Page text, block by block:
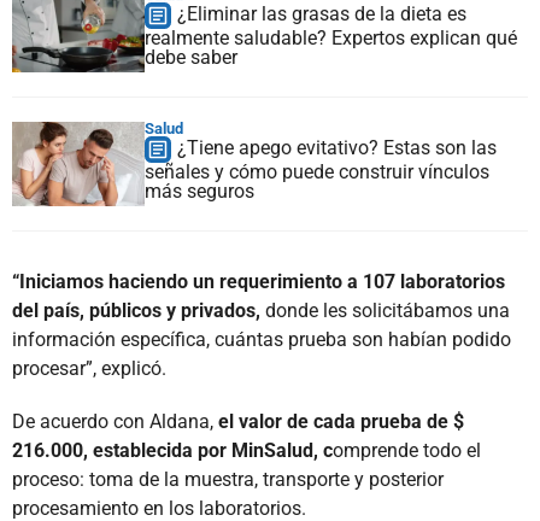
¿Eliminar las grasas de la dieta es
realmente saludable? Expertos explican qué
debe saber
Salud
¿Tiene apego evitativo? Estas son las
señales y cómo puede construir vínculos
más seguros
“Iniciamos haciendo un requerimiento a 107 laboratorios
del país, públicos y privados, donde les solicitábamos una
información específica, cuántas prueba son habían podido
procesar”, explicó.
De acuerdo con Aldana, el valor de cada prueba de $
216.000, establecida por MinSalud, comprende todo el
proceso: toma de la muestra, transporte y posterior
procesamiento en los laboratorios.